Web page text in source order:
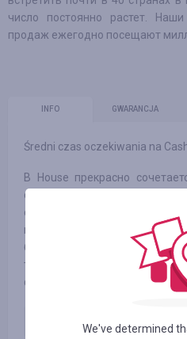
число постоянно растет.
продаж ежегодно посещают
INFO GWARANCJA
Średni czas oczekiwania na
В House прекрасно
оригинальные детали,
образы. В ассортименте
встретить толстовки,
брюки, куртки, обувь и
товаров позволяет
формировании собственного
Новый клиент
We've determined